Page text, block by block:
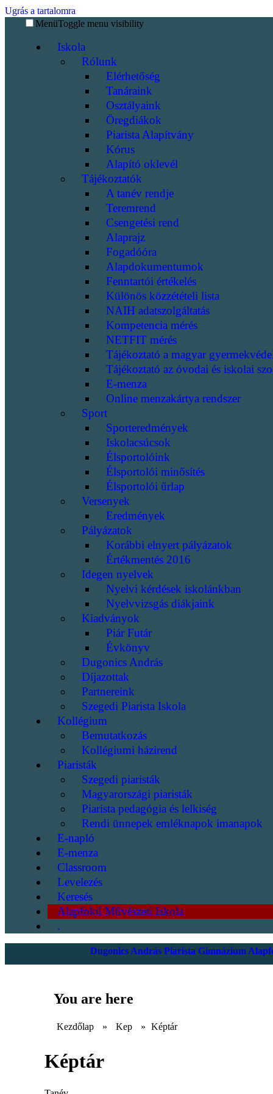
Ugrás a tartalomra
MenüToggle menu visibility
Iskola
Rólunk
Elérhetőség
Tanáraink
Osztályaink
Öregdiákok
Piarista Alapítvány
Kórus
Alapító oklevél
Tájékoztatók
A tanév rendje
Teremrend
Csengetési rend
Alaprajz
Fogadóóra
Alapdokumentumok
Fenntartói értékelés
Különös közzétételi lista
NAIH adatszolgáltatás
Kompetencia mérés
NETFIT mérés
Tájékoztató a magyar
Tájékoztató az óvodai és iskolai
E-menza
Online menzakártya rendszer
Sport
Sporteredmények
Iskolacsúcsok
Élsportolóink
Élsportolói minősítés
Élsportolói űrlap
Versenyek
Eredmények
Pályázatok
Korábbi elnyert pályázatok
Értékmentés 2016
Idegen nyelvek
Nyelvi kérdések iskolánkban
Nyelvvizsgás diákjaink
Kiadványok
Piár Futár
Évkönyv
Dugonics András
Díjazottak
Partnereink
Szegedi Piarista Iskola
Kollégium
Bemutatkozás
Kollégiumi házirend
Piaristák
Szegedi piaristák
Magyarországi piaristák
Piarista pedagógia és lelkiség
Rendi ünnepek emléknapok imanapok
E-napló
E-menza
Classroom
Levelezés
Keresés
Alapfokú Művészeti Iskola
.
Dugonics András Piarista Gimnázium
You are here
Kezdőlap » Kep » Képtár
Képtár